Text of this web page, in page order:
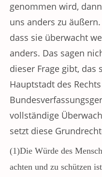
genommen wird,
uns anders zu
dass sie überwacht
anders. Das sagen
dieser Frage gibt, das
Hauptstadt des
vollständige
setzt diese
(1)Die Würde des
achten und zu schützen